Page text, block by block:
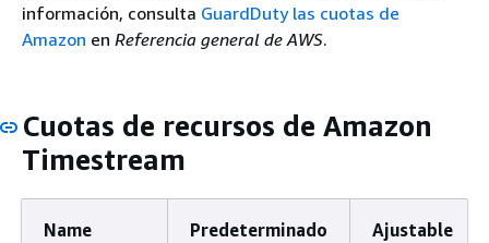
información, consulta GuardDuty las cuotas de
Amazon en Referencia general de AWS.
Cuotas de recursos de Amazon
Timestream
Name Predeterminado Ajustable